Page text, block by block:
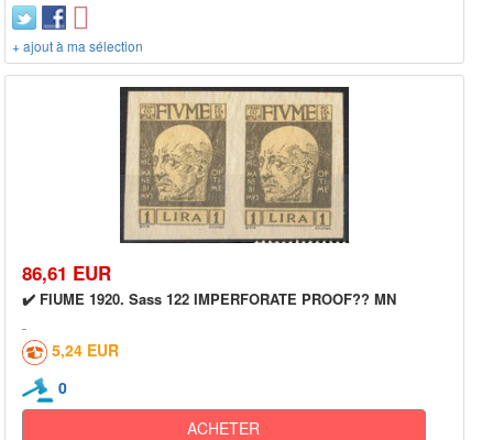
+ ajout à ma sélection
86,61 EUR
✔️ FIUME 1920. Sass 122 IMPERFORATE PROOF?? MN
5,24 EUR
0
ACHETER